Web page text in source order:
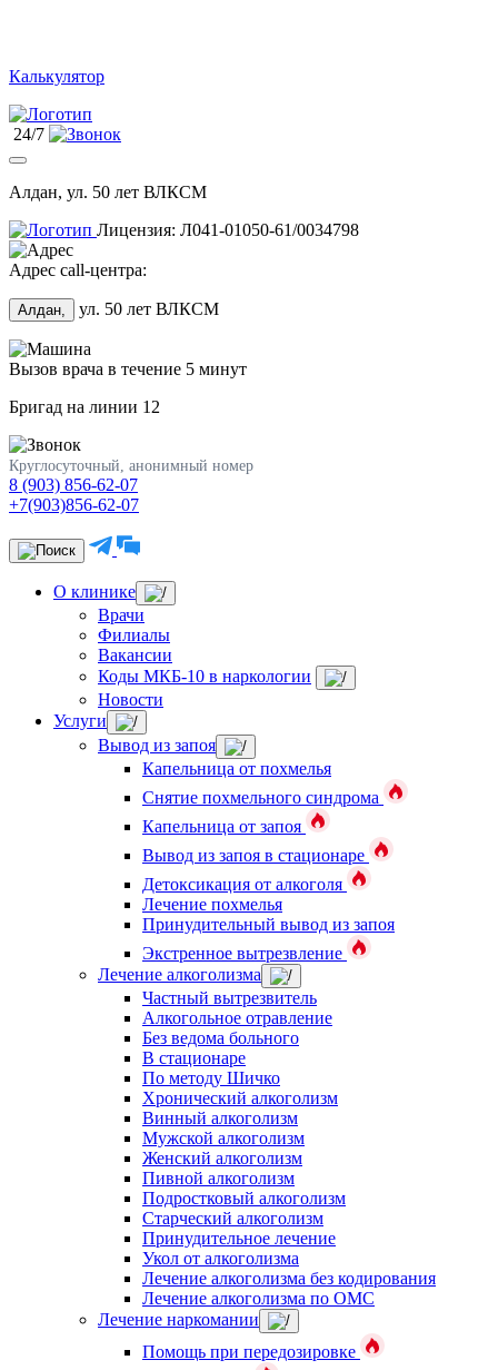
Калькулятор
24/7
Алдан, ул. 50 лет ВЛКСМ
Лицензия: Л041-01050-61/0034798
Адрес call-центра:
Алдан, ул. 50 лет ВЛКСМ
Вызов врача в течение 5 минут
Бригад на линии 12
Круглосуточный, анонимный номер
8 (903) 856-62-07
+7(903)856-62-07
О клинике
Врачи
Филиалы
Вакансии
Коды МКБ-10 в наркологии
Новости
Услуги
Вывод из запоя
Капельница от похмелья
Снятие похмельного синдрома
Капельница от запоя
Вывод из запоя в стационаре
Детоксикация от алкоголя
Лечение похмелья
Принудительный вывод из запоя
Экстренное вытрезвление
Лечение алкоголизма
Частный вытрезвитель
Алкогольное отравление
Без ведома больного
В стационаре
По методу Шичко
Хронический алкоголизм
Винный алкоголизм
Мужской алкоголизм
Женский алкоголизм
Пивной алкоголизм
Подростковый алкоголизм
Старческий алкоголизм
Принудительное лечение
Укол от алкоголизма
Лечение алкоголизма без кодирования
Лечение алкоголизма по ОМС
Лечение наркомании
Помощь при передозировке